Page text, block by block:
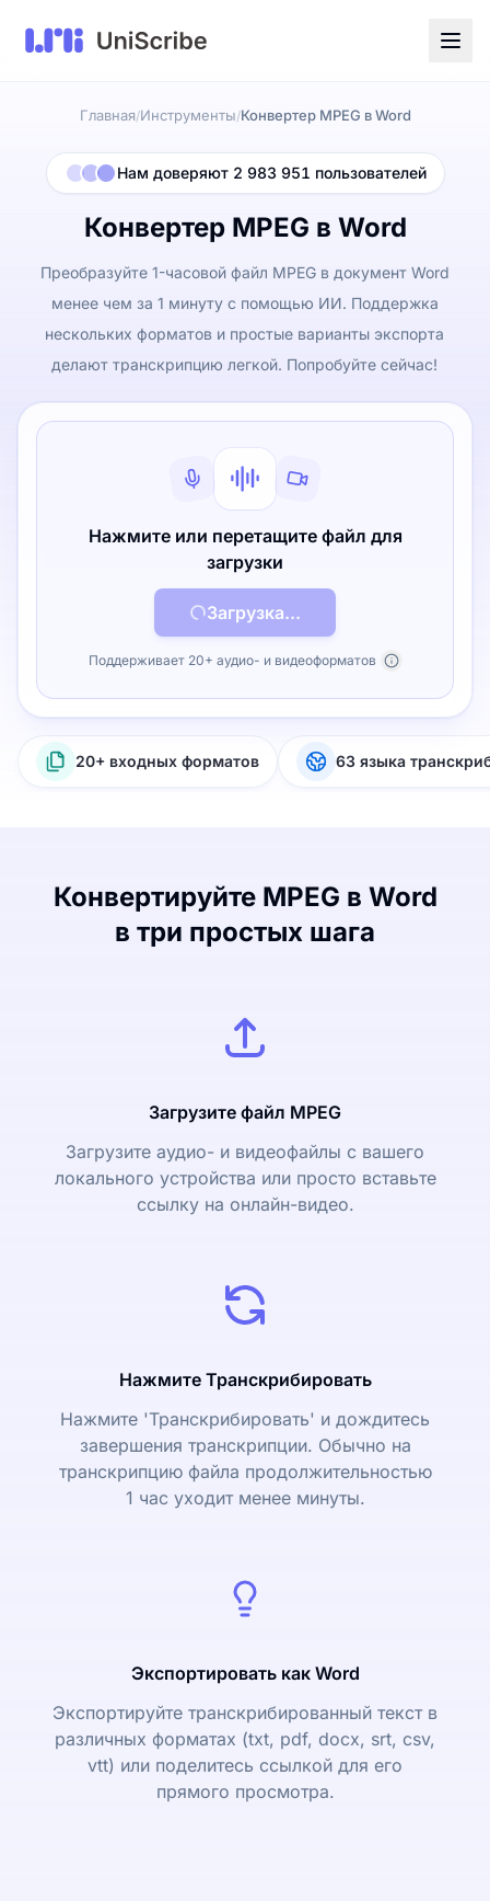
Главная/Инструменты/Конвертер MPEG в Word
Нам доверяют 2 983 951 пользователей
Конвертер MPEG в Word
Преобразуйте 1-часовой файл MPEG в документ Word
менее чем за 1 минуту с помощью ИИ. Поддержка
нескольких форматов и простые варианты экспорта
делают транскрипцию легкой. Попробуйте сейчас!
Нажмите или перетащите файл для
загрузки
Загрузка...
Поддерживает 20+ аудио- и видеоформатов
20+ входных форматов 63 языка
Конвертируйте MPEG в Word
в три простых шага
Загрузите файл MPEG
Загрузите аудио- и видеофайлы с вашего
локального устройства или просто вставьте
ссылку на онлайн-видео.
Нажмите Транскрибировать
Нажмите 'Транскрибировать' и дождитесь
завершения транскрипции. Обычно на
транскрипцию файла продолжительностью
1 час уходит менее минуты.
Экспортировать как Word
Экспортируйте транскрибированный текст в
различных форматах (txt, pdf, docx, srt, csv,
vtt) или поделитесь ссылкой для его
прямого просмотра.